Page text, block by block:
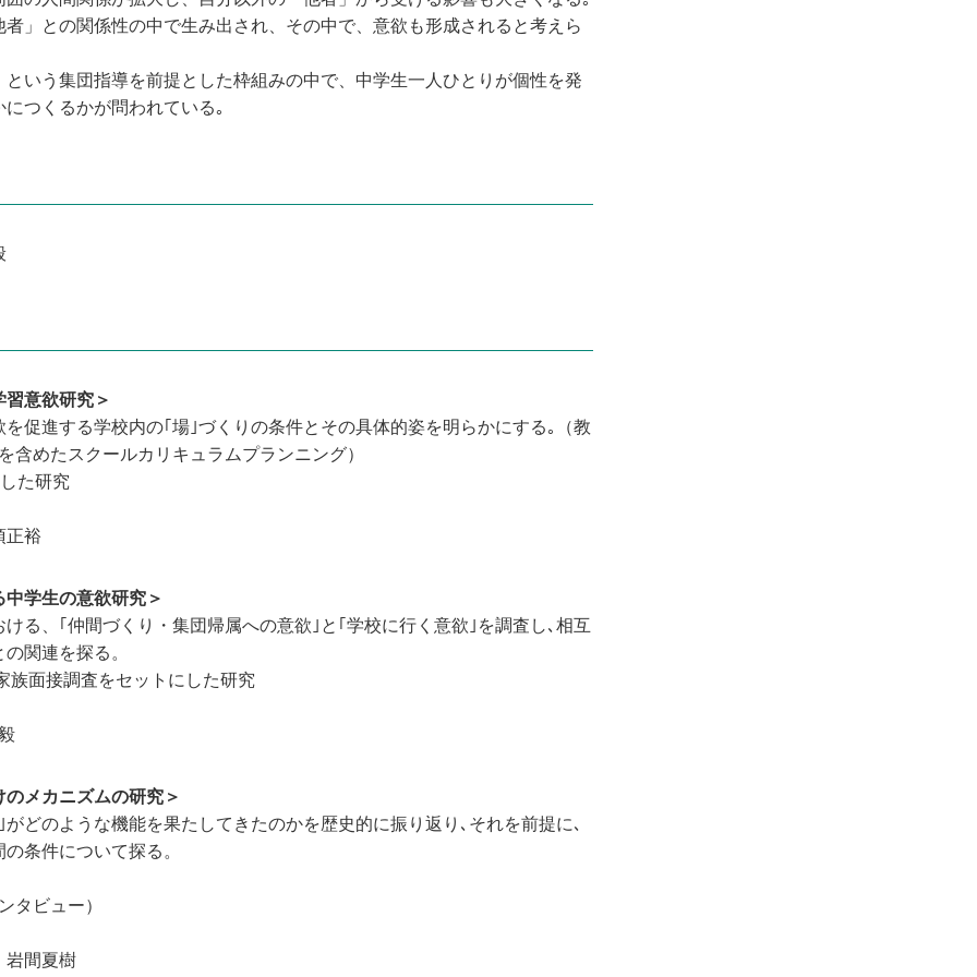
」との関係性の中で生み出され、その中で、意欲も形成されると考えら
いう集団指導を前提とした枠組みの中で、中学生一人ひとりが個性を発
つくるかが問われている｡
意欲研究＞
促進する学校内の｢場｣づくりの条件とその具体的姿を明らかにする｡（教
含めたスクールカリキュラムプランニング）
た研究
正裕
学生の意欲研究＞
る、｢仲間づくり・集団帰属への意欲｣と｢学校に行く意欲｣を調査し､相互
関連を探る。
族面接調査をセットにした研究
メカニズムの研究＞
どのような機能を果たしてきたのかを歴史的に振り返り､それを前提に､
条件について探る。
タビュー）
間夏樹